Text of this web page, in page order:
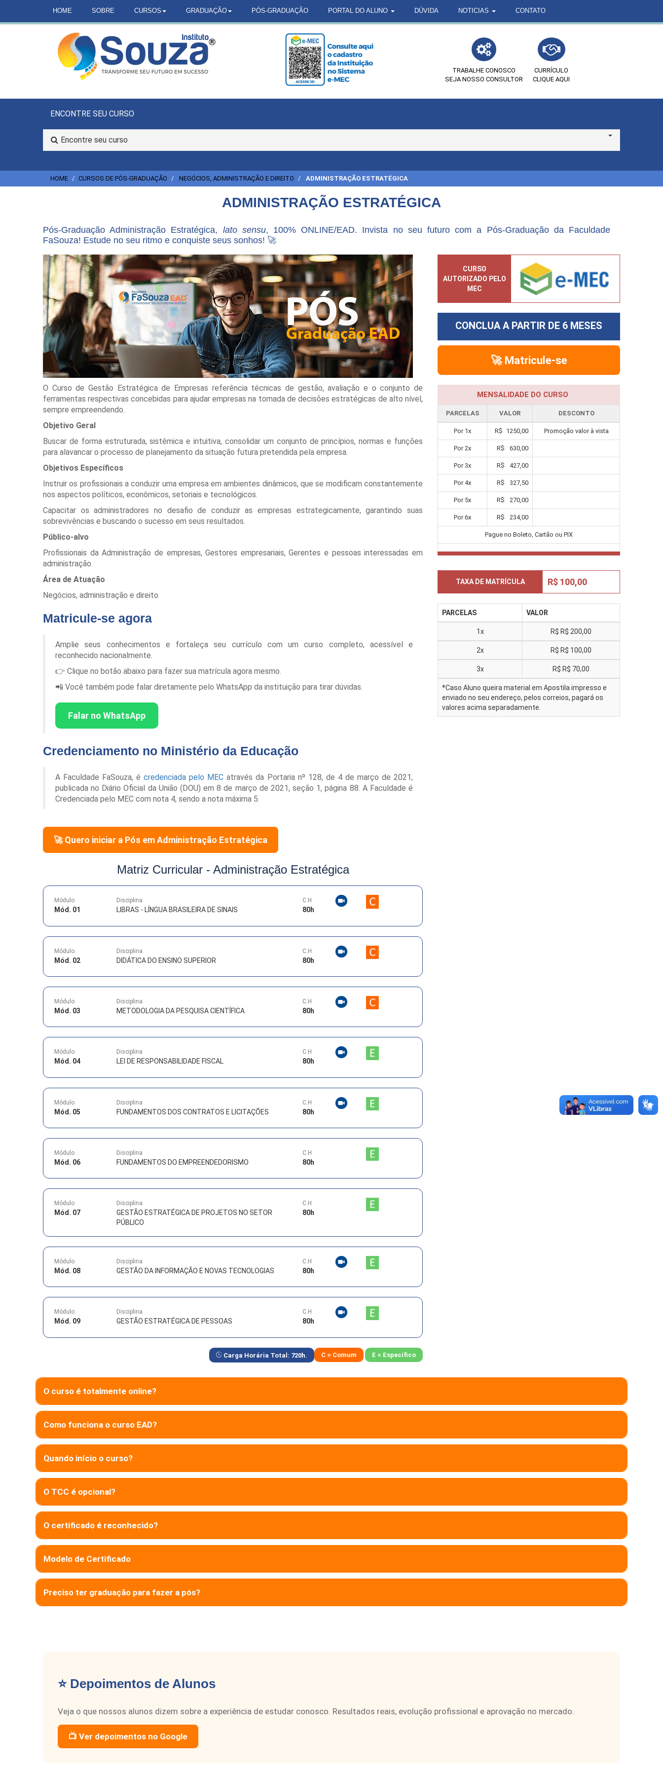
HOME SOBRE CURSOS GRADUAÇÃO PÓS-GRADUAÇÃO PORTAL DO ALUNO DÚVIDA NOTICIAS CONTATO
TRABALHE CONOSCO
SEJA NOSSO CONSULTOR
CURRÍCULO
CLIQUE AQUI
ENCONTRE SEU CURSO
Encontre seu curso
HOME CURSOS DE PÓS-GRADUAÇÃO NEGÓCIOS, ADMINISTRAÇÃO E DIREITO ADMINISTRAÇÃO ESTRATÉGICA
ADMINISTRAÇÃO ESTRATÉGICA
Pós-Graduação Administração Estratégica, lato sensu, 100% ONLINE/EAD. Invista no seu futuro com a Pós-Graduação da Faculdade
FaSouza! Estude no seu ritmo e conquiste seus sonhos! 🚀
O Curso de Gestão Estratégica de Empresas referência técnicas de gestão, avaliação e o conjunto de
ferramentas respectivas concebidas para ajudar empresas na tomada de decisões estratégicas de alto nível,
sempre empreendendo.
Objetivo Geral
Buscar de forma estruturada, sistêmica e intuitiva, consolidar um conjunto de princípios, normas e funções
para alavancar o processo de planejamento da situação futura pretendida pela empresa.
Objetivos Específicos
Instruir os profissionais a conduzir uma empresa em ambientes dinâmicos, que se modificam constantemente
nos aspectos políticos, econômicos, setoriais e tecnológicos.
Capacitar os administradores no desafio de conduzir as empresas estrategicamente, garantindo suas
sobrevivências e buscando o sucesso em seus resultados.
Público-alvo
Profissionais da Administração de empresas, Gestores empresariais, Gerentes e pessoas interessadas em
administração.
Área de Atuação
Negócios, administração e direito
Matricule-se agora
Amplie seus conhecimentos e fortaleça seu currículo com um curso completo, acessível e
reconhecido nacionalmente.
👉 Clique no botão abaixo para fazer sua matrícula agora mesmo.
📲 Você também pode falar diretamente pelo WhatsApp da instituição para tirar dúvidas.
Falar no WhatsApp
Credenciamento no Ministério da Educação
A Faculdade FaSouza, écredenciada pelo MEC através da Portaria nº 128, de 4 de março de 2021,
publicada no Diário Oficial da União (DOU) em 8 de março de 2021, seção 1, página 88. A Faculdade é
Credenciada pelo MEC com nota 4, sendo a nota máxima 5.
🚀 Quero iniciar a Pós emAdministração Estratégica
Matriz Curricular - Administração Estratégica
Módulo
Mód. 01
Disciplina
LIBRAS - LÍNGUA BRASILEIRA DE SINAIS
C.H
80h
Módulo
Mód. 02
Disciplina
DIDÁTICA DO ENSINO SUPERIOR
C.H
80h
Módulo
Mód. 03
Disciplina
METODOLOGIA DA PESQUISA CIENTÍFICA
C.H
80h
Módulo
Mód. 04
Disciplina
LEI DE RESPONSABILIDADE FISCAL
C.H
80h
Módulo
Mód. 05
Disciplina
FUNDAMENTOS DOS CONTRATOS E LICITAÇÕES
C.H
80h
Módulo
Mód. 06
Disciplina
FUNDAMENTOS DO EMPREENDEDORISMO
C.H
80h
Módulo
Mód. 07
Disciplina
GESTÃO ESTRATÉGICA DE PROJETOS NO SETOR
PÚBLICO
C.H
80h
Módulo
Mód. 08
Disciplina
GESTÃO DA INFORMAÇÃO E NOVAS TECNOLOGIAS
C.H
80h
Módulo
Mód. 09
Disciplina
GESTÃO ESTRATÉGICA DE PESSOAS
C.H
80h
Carga Horária Total: 720h. C = Comum E = Específico
CURSO
AUTORIZADO PELO
MEC
CONCLUA A PARTIR DE 6 MESES
🚀 Matricule-se
MENSALIDADE DO CURSO
PARCELAS VALOR DESCONTO
Por 1x R$ 1250,00 Promoção valor à vista
Por2x R$ 630,00
Por 3x R$ 427,00
Por4x R$ 327,50
Por 5x R$ 270,00
Por6x R$ 234,00
Pague no Boleto, Cartão ou PIX
TAXA DE MATRÍCULA R$ 100,00
PARCELAS VALOR
1x R$ R$ 200,00
2x R$ R$ 100,00
3x R$ R$ 70,00
*Caso Aluno queira material em Apostila impresso e
enviado no seu endereço, pelos correios, pagará os
valores acima separadamente.
O curso é totalmente online?
Como funciona o curso EAD?
Quando início o curso?
O TCC é opcional?
O certificado é reconhecido?
Modelo de Certificado
Preciso ter graduação para fazer a pós?
⭐ Depoimentos de Alunos
Veja o que nossos alunos dizem sobre a experiência de estudar conosco. Resultados reais, evolução profissional e aprovação no mercado.
📺 Ver depoimentos no Google